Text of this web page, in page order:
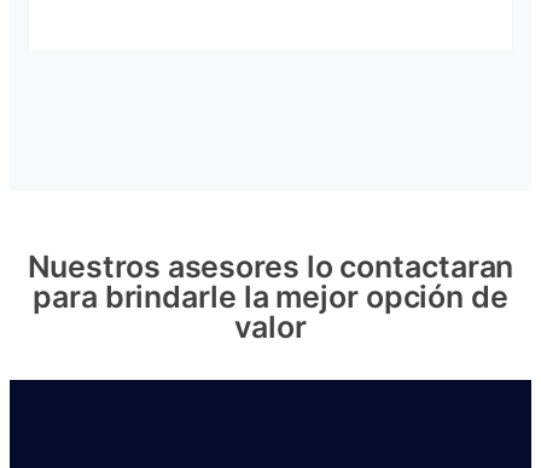
Nuestros asesores lo contactaran
para brindarle la mejor opción de
valor